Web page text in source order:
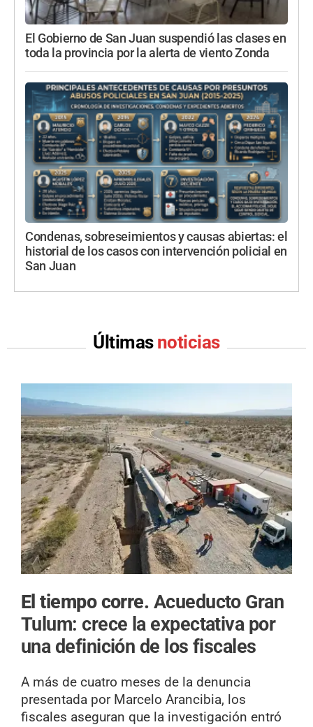
El Gobierno de San Juan suspendió las clases en
toda la provincia por la alerta de viento Zonda
Condenas, sobreseimientos y causas abiertas: el
historial de los casos con intervención policial en
San Juan
Últimas noticias
El tiempo corre. Acueducto Gran
Tulum: crece la expectativa por
una definición de los fiscales
A más de cuatro meses de la denuncia
presentada por Marcelo Arancibia, los
fiscales aseguran que la investigación entró